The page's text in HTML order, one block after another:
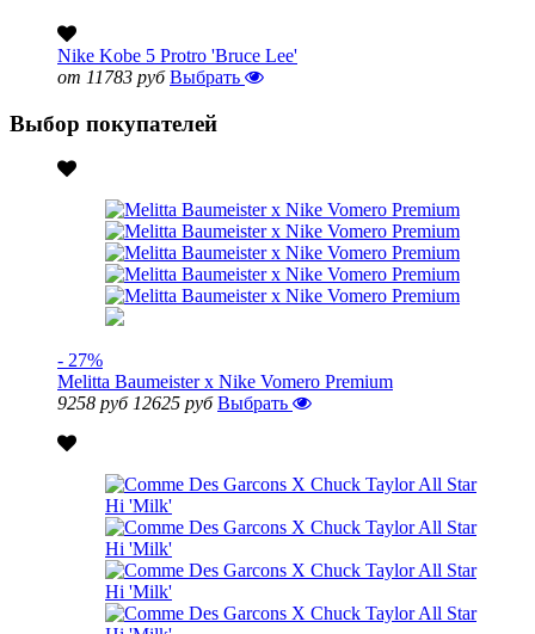
Nike Kobe 5 Protro 'Bruce Lee'
от 11783 руб Выбрать
Выбор покупателей
- 27%
Melitta Baumeister x Nike Vomero Premium
9258 руб 12625 руб Выбрать